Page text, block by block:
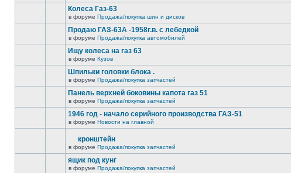
Колеса Газ-63
в форуме Продажа/покупка шин и дисков
Продаю ГАЗ-63А -1958г.в. с лебедкой
в форуме Продажа/покупка автомобилей
Ищу колеса на газ 63
в форуме Кузов
Шпильки головки блока .
в форуме Продажа/покупка запчастей
Панель верхней боковины капота газ 51
в форуме Продажа/покупка запчастей
1946 год - начало серийного производства ГАЗ-51
в форуме Новости на главной
кронштейн
в форуме Продажа/покупка запчастей
ящик под кунг
в форуме Продажа/покупка запчастей